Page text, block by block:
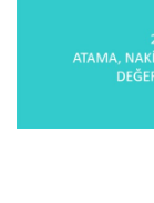
Ödeme